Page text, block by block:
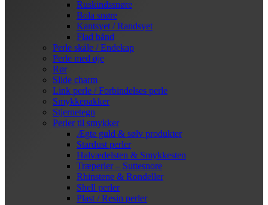
Ruskindssnøre
Bola snøre
Kantsyet / Randsyet
Flad bånd
Perle skåle / Endekap
Perle med øje
Rør
Slide charm
Link perle / Forbindelses perle
Smykkepakker
Stjernetegn
Perler til smykker
Ægte guld & sølv produkter
Stardust perler
Halvædelsten & Smykkesten
Træperler – Suttesnore
Rhinstene & Rondeller
Shell perler
Plast / Resin perler